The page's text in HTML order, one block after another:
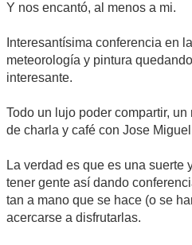
Y nos encantó, al menos a mi.
Interesantísima conferencia en
meteorología y pintura
interesante.
Todo un lujo poder compartir,
de charla y café con Jose
La verdad es que es una suerte
tener gente así dando
tan a mano que se hace (o se
acercarse a disfrutarlas.